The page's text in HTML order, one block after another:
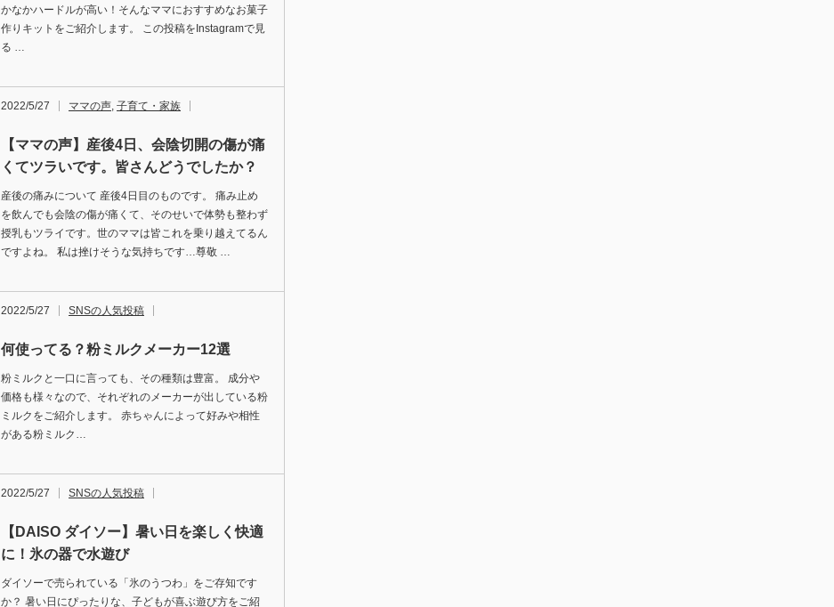
かなかハードルが高い！そんなママにおすすめなお菓子
作りキットをご紹介します。 この投稿をInstagramで見
る …
2022/5/27 ママの声, 子育て・家族
【ママの声】産後4日、会陰切開の傷が痛
くてツラいです。皆さんどうでしたか？
産後の痛みについて 産後4日目のものです。 痛み止め
を飲んでも会陰の傷が痛くて、そのせいで体勢も整わず
授乳もツライです。世のママは皆これを乗り越えてるん
ですよね。 私は挫けそうな気持ちです…尊敬 …
2022/5/27 SNSの人気投稿
何使ってる？粉ミルクメーカー12選
粉ミルクと一口に言っても、その種類は豊富。 成分や
価格も様々なので、それぞれのメーカーが出している粉
ミルクをご紹介します。 赤ちゃんによって好みや相性
がある粉ミルク…
2022/5/27 SNSの人気投稿
【DAISO ダイソー】暑い日を楽しく快適
に！氷の器で水遊び
ダイソーで売られている「氷のうつわ」をご存知です
か？ 暑い日にぴったりな、子どもが喜ぶ遊び方をご紹